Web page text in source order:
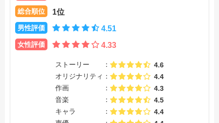
総合順位 1位
男性評価 4.51
女性評価 4.33
ストーリー
4.6
オリジナリティ
4.4
作画
4.3
音楽
4.5
キャラ
4.4